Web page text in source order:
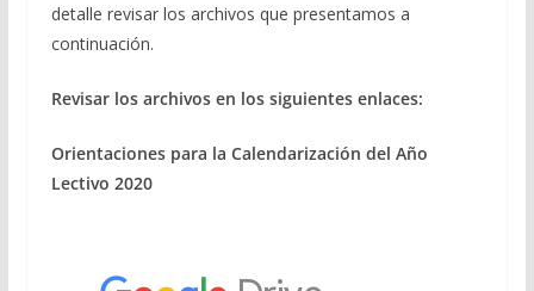
detalle revisar los archivos que presentamos a
continuación.
Revisar los archivos en los siguientes enlaces:
Orientaciones para la Calendarización del Año
Lectivo 2020